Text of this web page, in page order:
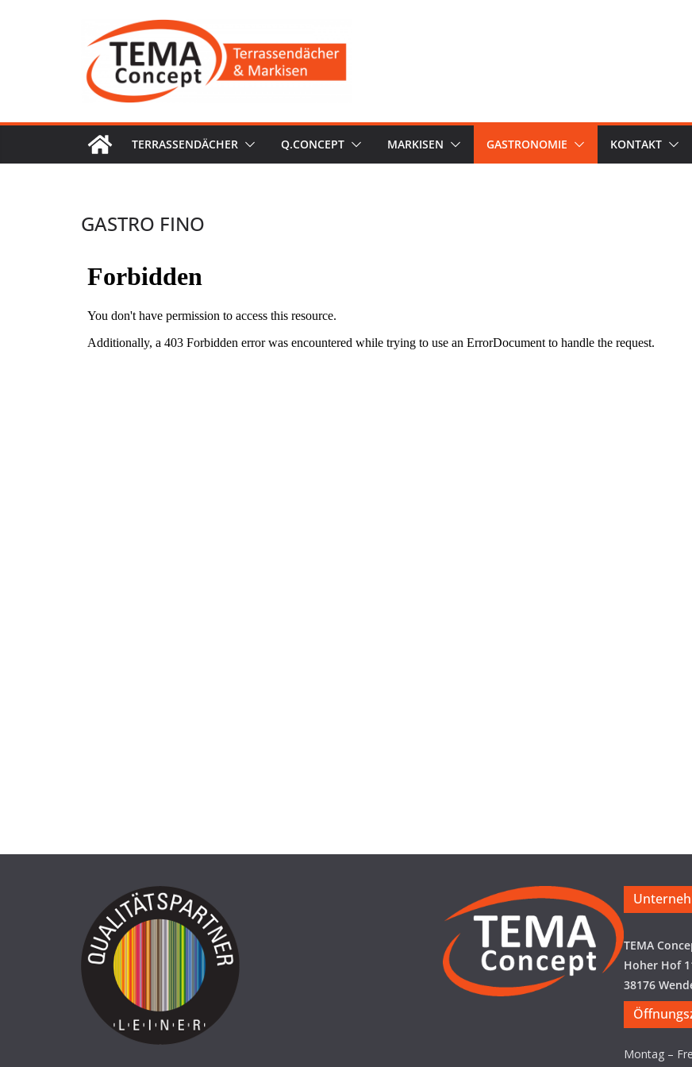
TERRASSENDÄCHER Q.CONCEPT MARKISEN GASTRONOMIE KONTAKT
GASTRO FINO
TEMA
Hoher Hof
38176
Montag –